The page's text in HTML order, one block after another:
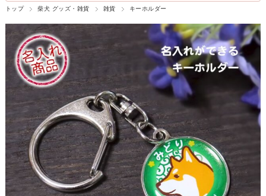
トップ 柴犬 グッズ・雑貨 雑貨 キーホルダー